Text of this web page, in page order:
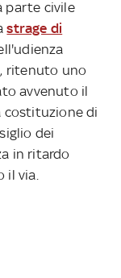
parte civile
strage di
ritenuto uno
avvenuto il
costituzione di
dei
in ritardo
il via.